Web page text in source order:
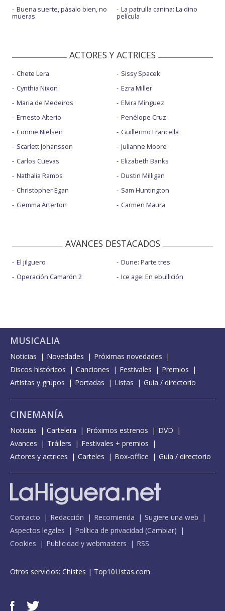
Buena suerte, pásalo bien, no
mueras
La patrulla canina: La dino
película
ACTORES Y ACTRICES
Chete Lera
Cynthia Nixon
Maria de Medeiros
Ernesto Alterio
Connie Nielsen
Scarlett Johansson
Carlos Cuevas
Nathalia Ramos
Christopher Egan
Gemma Arterton
Sissy Spacek
Ezra Miller
Elvira Mínguez
Penélope Cruz
Guillermo Francella
Julianne Moore
Elizabeth Banks
Dustin Milligan
Sam Huntington
Carmen Maura
AVANCES DESTACADOS
El jilguero
Operación Camarón 2
Dune: Parte tres
Ice age: En ebullición
MUSICALIA
Noticias Novedades
Próximas novedades
Discos históricos
Canciones Festivales
Premios
Artistas y grupos
Portadas Listas Guía / directorio
CINEMANÍA
Noticias Cartelera Próximos estrenos
DVD
Avances
Tráilers
Festivales + premios
Actores y actrices
Carteles Box-office Guía / directorio
Contacto Redacción Recomienda
Sugiere una web
Aspectos legales
Política de privacidad (Cambiar)
Cookies
Publicidad y webmasters RSS
Otros servicios: Chistes | Top10Listas.com